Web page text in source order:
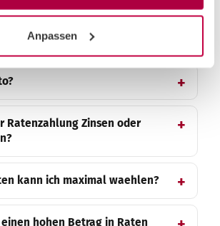
Anpassen
Ratenzahlung Zinsen oder
kann ich maximal waehlen?
hohen Betrag in Raten